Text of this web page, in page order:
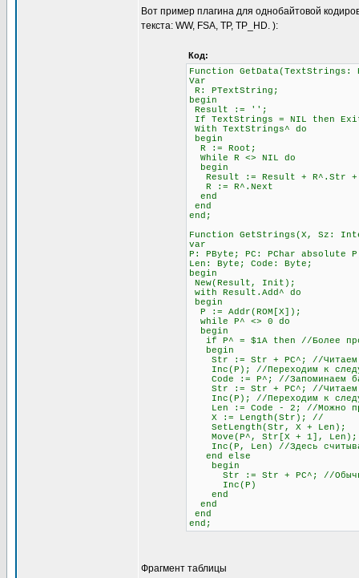
Вот пример плагина для однобайтовой
текста: WW, FSA, TP, TP_HD. ):
Код:
Function
Var
R: PTextString;
begin
Result := '';
If TextStrings = NIL then
With TextStrings^ do
begin
R := Root;
While R <> NIL do
begin
Result := Result + R^.Str +
R := R^.Next
end
end
end;
Function GetStrings(X, Sz:
var
P: PByte; PC: PChar absolute
Len: Byte; Code: Byte;
begin
New(Result, Init);
with Result.Add^ do
begin
P := Addr(ROM[X]);
while P^ <> 0 do
begin
if P^ = $1A then //Более
begin
Str := Str + PC^; //Читаем
Inc(P); //Переходим к
Code := P^; //Запоминаем
Str := Str + PC^; //Читаем
Inc(P); //Переходим к
Len := Code - 2; //Можно
X := Length(Str); //
SetLength(Str, X +
Move(P^, Str[X + 1],
Inc(P, Len) //Здесь
end else
begin
Str := Str + PC^; //Обычное
Inc(P)
end
end
end
end;
Фрагмент таблицы